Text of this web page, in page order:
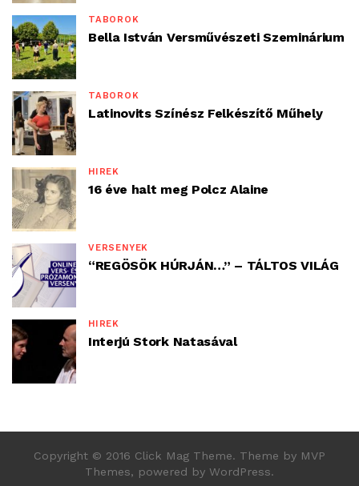
TÁBOROK
Bella István Versművészeti Szeminárium
TÁBOROK
Latinovits Színész Felkészítő Műhely
HÍREK
16 éve halt meg Polcz Alaine
VERSENYEK
“REGÖSÖK HÚRJÁN…” – TÁLTOS VILÁG
HÍREK
Interjú Stork Natasával
Copyright © 2016 Click Mag Theme. Theme by MVP
Themes, powered by WordPress.